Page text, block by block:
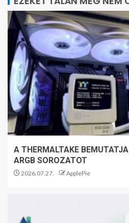
A THERMALTAKE
ARGB SOROZATOT
2026.07.27. ApplePie